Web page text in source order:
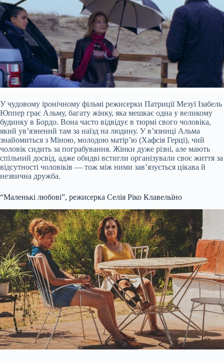
У чудовому іронічному фільмі режисерки Патриції Мезуї Ізабель
Юппер грає Альму, багату жінку, яка мешкає одна у великому
будинку в Бордо. Вона часто відвідує в тюрмі свого чоловіка,
який ув’язнений там за наїзд на людину. У в’язниці Альма
знайомиться з Міною, молодою матір’ю (Хафсія Герці), чий
чоловік сидить за пограбування. Жінки дуже різні, але мають
спільний досвід, адже обидві встигли організували своє життя за
відсутності чоловіків — тож між ними зав’язується цікава й
незвична дружба.
“Маленькі любові”, режисерка Селія Ріко Клавельїно